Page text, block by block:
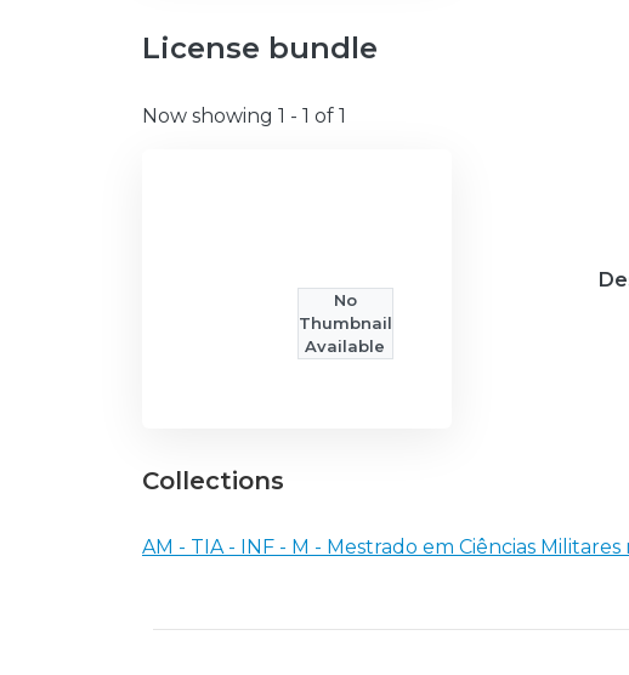
License bundle
Now showing 1 - 1 of 1
No
Thumbnail
Available
Collections
AM - TIA - INF - M - Mestrado em Ciências